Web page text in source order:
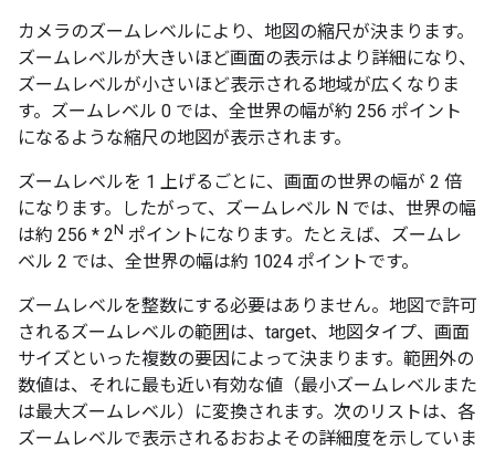
カメラのズームレベルにより、地図の縮尺が決まります。
ズームレベルが大きいほど画面の表示はより詳細になり、
ズームレベルが小さいほど表示される地域が広くなりま
す。ズームレベル 0 では、全世界の幅が約 256 ポイント
になるような縮尺の地図が表示されます。
ズームレベルを 1 上げるごとに、画面の世界の幅が 2 倍
になります。したがって、ズームレベル N では、世界の幅
は約 256 * 2N ポイントになります。たとえば、ズームレ
ベル 2 では、全世界の幅は約 1024 ポイントです。
ズームレベルを整数にする必要はありません。地図で許可
されるズームレベルの範囲は、target、地図タイプ、画面
サイズといった複数の要因によって決まります。範囲外の
数値は、それに最も近い有効な値（最小ズームレベルまた
は最大ズームレベル）に変換されます。次のリストは、各
ズームレベルで表示されるおおよその詳細度を示していま